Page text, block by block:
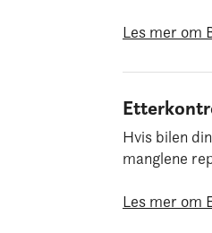
Les mer om
Hvis bilen
manglene
Les mer om